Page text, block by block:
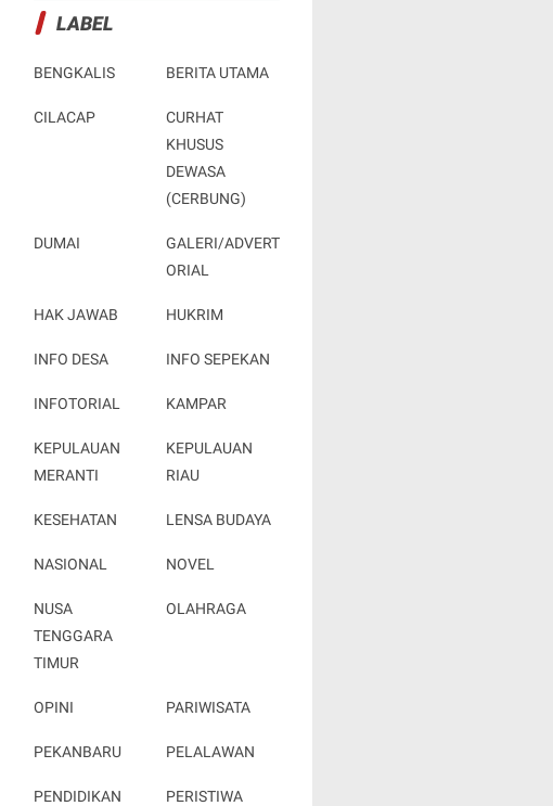
LABEL
BENGKALIS BERITA UTAMA
CILACAP
CURHAT
KHUSUS
DEWASA
(CERBUNG)
DUMAI
GALERI/ADVERT
ORIAL
HAK JAWAB HUKRIM
INFO DESA INFO SEPEKAN
INFOTORIAL KAMPAR
KEPULAUAN
MERANTI
KEPULAUAN
RIAU
KESEHATAN LENSA BUDAYA
NASIONAL NOVEL
NUSA
TENGGARA
TIMUR
OLAHRAGA
OPINI PARIWISATA
PEKANBARU PELALAWAN
PENDIDIKAN PERISTIWA